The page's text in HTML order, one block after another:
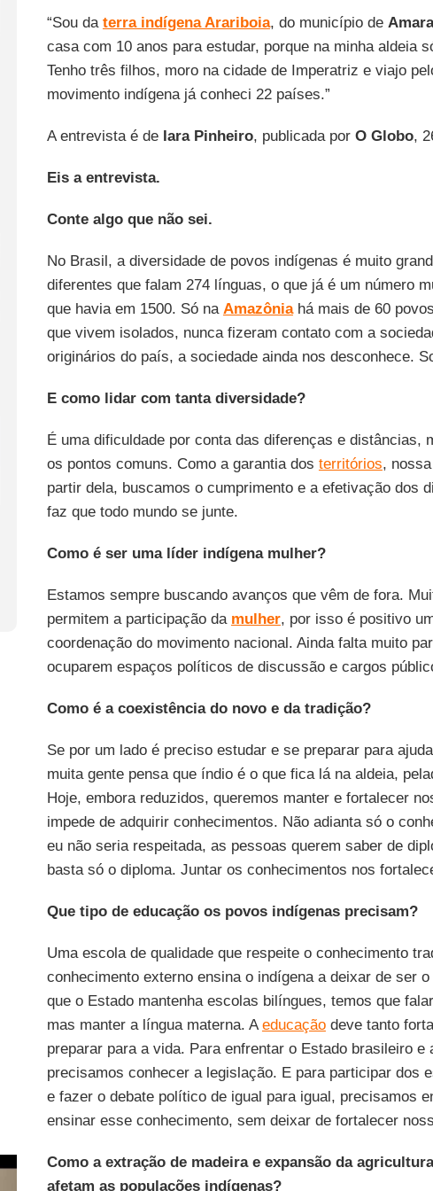
“Sou da terra indígena Arariboia, do município de
casa com 10 anos para estudar, porque na minha aldeia
Tenho três filhos, moro na cidade de Imperatriz e viajo
movimento indígena já conheci 22 países.”
A entrevista é de Iara Pinheiro, publicada por O Globo,
Eis a entrevista.
Conte algo que não sei.
No Brasil, a diversidade de povos indígenas é muito
diferentes que falam 274 línguas, o que já é um número
que havia em 1500. Só na Amazôniahá mais de 60
que vivem isolados, nunca fizeram contato com a
originários do país, a sociedade ainda nos desconhece.
E como lidar com tanta diversidade?
É uma dificuldade por conta das diferenças e distâncias,
os pontos comuns. Como a garantia dos territórios,
partir dela, buscamos o cumprimento e a efetivação dos
faz que todo mundo se junte.
Como é ser uma líder indígena mulher?
Estamos sempre buscando avanços que vêm de fora.
permitem a participação da mulher, por isso é positivo
coordenação do movimento nacional. Ainda falta muito
ocuparem espaços políticos de discussão e cargos
Como é a coexistência do novo e da tradição?
Se por um lado é preciso estudar e se preparar para
muita gente pensa que índio é o que fica lá na aldeia,
Hoje, embora reduzidos, queremos manter e fortalecer
impede de adquirir conhecimentos. Não adianta só o
eu não seria respeitada, as pessoas querem saber de
basta só o diploma. Juntar os conhecimentos nos
Que tipo de educação os povos indígenas precisam?
Uma escola de qualidade que respeite o conhecimento
conhecimento externo ensina o indígena a deixar de ser
que o Estado mantenha escolas bilíngues, temos que
mas manter a língua materna. Aeducaçãodeve tanto
preparar para a vida. Para enfrentar o Estado brasileiro e
precisamos conhecer a legislação. E para participar dos
e fazer o debate político de igual para igual, precisamos
ensinar esse conhecimento, sem deixar de fortalecer
Como a extração de madeira e expansão da
afetam as populações indígenas?